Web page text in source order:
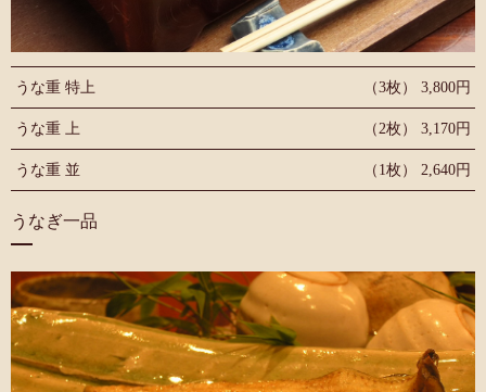
うな重 特上 （3枚） 3,800円
うな重 上 （2枚） 3,170円
うな重 並 （1枚） 2,640円
うなぎ一品